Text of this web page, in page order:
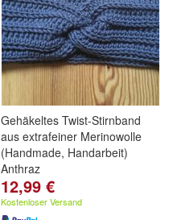
Gehäkeltes Twist-Stirnband
aus extrafeiner Merinowolle
(Handmade, Handarbeit)
Anthraz
12,99 €
Kostenloser Versand